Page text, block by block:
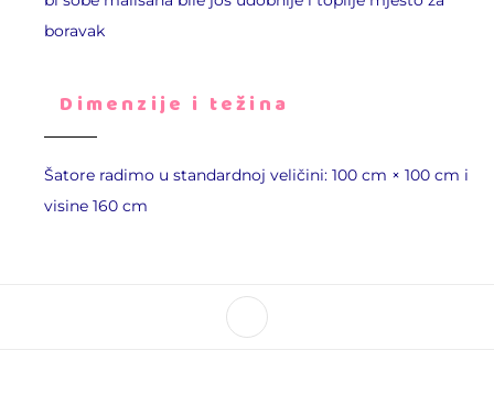
boravak
Dimenzije i težina
Šatore radimo u standardnoj veličini: 100 cm × 100 cm i
visine 160 cm